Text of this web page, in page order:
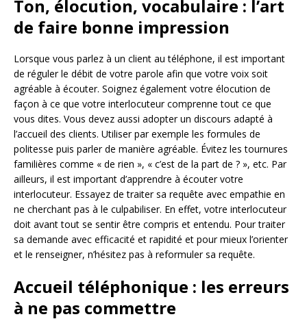
Ton, élocution, vocabulaire : l’art
de faire bonne impression
Lorsque vous parlez à un client au téléphone, il est important
de réguler le débit de votre parole afin que votre voix soit
agréable à écouter. Soignez également votre élocution de
façon à ce que votre interlocuteur comprenne tout ce que
vous dites. Vous devez aussi adopter un discours adapté à
l’accueil des clients. Utiliser par exemple les formules de
politesse puis parler de manière agréable. Évitez les tournures
familières comme « de rien », « c’est de la part de ? », etc. Par
ailleurs, il est important d’apprendre à écouter votre
interlocuteur. Essayez de traiter sa requête avec empathie en
ne cherchant pas à le culpabiliser. En effet, votre interlocuteur
doit avant tout se sentir être compris et entendu. Pour traiter
sa demande avec efficacité et rapidité et pour mieux l’orienter
et le renseigner, n’hésitez pas à reformuler sa requête.
Accueil téléphonique : les erreurs
à ne pas commettre